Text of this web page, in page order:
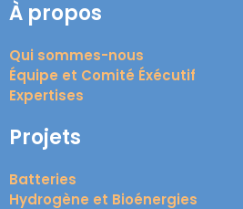
À propos
Qui sommes-nous
Équipe et Comité Éxécutif
Expertises
Projets
Batteries
Hydrogène et Bioénergies